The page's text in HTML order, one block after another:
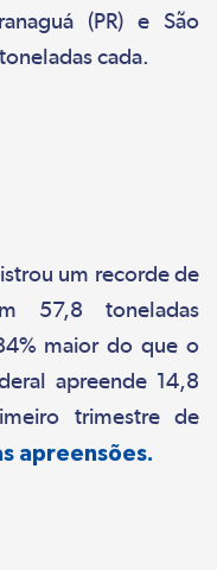
(PR) e São
cada.
um recorde de
57,8 toneladas
maior do que o
apreende 14,8
trimestre de
apreensões.